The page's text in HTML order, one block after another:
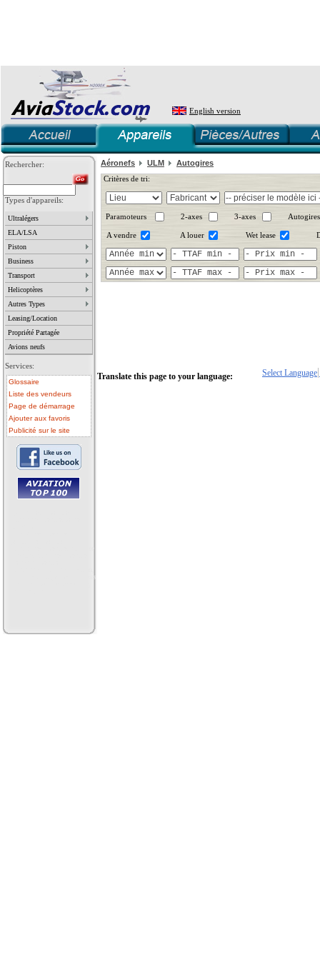
English version
Rechercher:
Types d'appareils:
Ultralégers
ELA/LSA
Piston
Business
Transport
Helicoptères
Autres Types
Leasing/Location
Propriété Partagée
Avions neufs
Services:
Glossaire
Liste des vendeurs
Page de démarrage
Ajouter aux favoris
Publicité sur le site
annonces ulm, petites annonces
Aéronefs ULM
Autogires
Critères de tri:
Paramoteurs 2-axes 3-axes Autogires
A vendre A louer Wet lease
Translate this page to your language: Select Language